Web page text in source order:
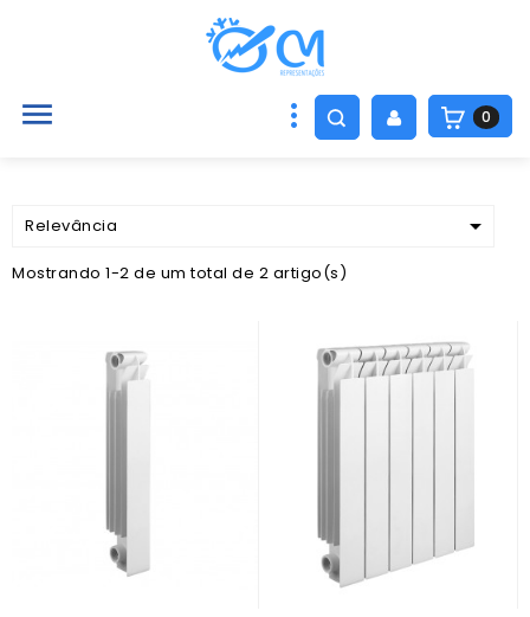
 0
Relevância 
Mostrando 1-2 de um total de 2 artigo(s)